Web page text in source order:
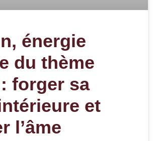
énergie
du thème
forger sa
et
l’âme